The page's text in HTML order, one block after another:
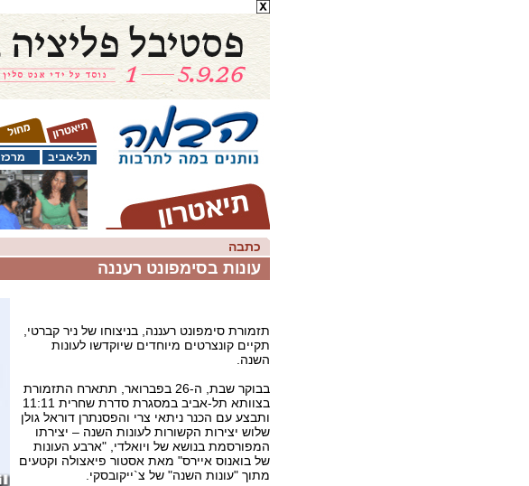
מרכז תל-אביב
כתבה
עונות בסימפונט רעננה
תזמורת סימפונט רעננה, בניצוחו של ניר קברטי,
תקיים קונצרטים מיוחדים שיוקדשו לעונות
השנה.
בבוקר שבת, ה-26 בפברואר, תתארח התזמורת
בצוותא תל-אביב במסגרת סדרת שחרית 11:11
ותבצע עם הכנר ניתאי צרי והפסנתרן דוראל גולן
שלוש יצירות הקשורות לעונות השנה – יצירתו
המפורסמת בנושא של ויואלדי, "ארבע העונות
של בואנוס איירס" מאת אסטור פיאצולה וקטעים
מתוך "עונות השנה" של צ`ייקובסקי.